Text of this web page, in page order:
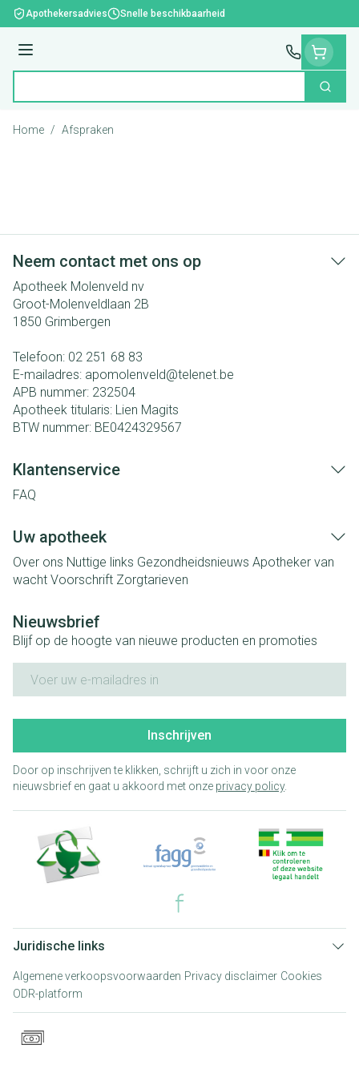
Ga naar de inhoud
Apothekersadvies Snelle beschikbaarheid
Menu
Zoek
Home / Afspraken
Neem contact met ons op
Apotheek Molenveld nv
Groot-Molenveldlaan 2B
1850 Grimbergen
Telefoon: 02 251 68 83
E-mailadres: apomolenveld@telenet.be
APB nummer: 232504
Apotheek titularis: Lien Magits
BTW nummer: BE0424329567
Klantenservice
FAQ
Uw apotheek
Over ons Nuttige links Gezondheidsnieuws Apotheker van
wacht Voorschrift Zorgtarieven
Nieuwsbrief
Blijf op de hoogte van nieuwe producten en promoties
Inschrijven
Door op inschrijven te klikken, schrijft u zich in voor onze
nieuwsbrief en gaat u akkoord met onze privacy policy.
Juridische links
Algemene verkoopsvoorwaarden Privacy disclaimer Cookies
ODR-platform